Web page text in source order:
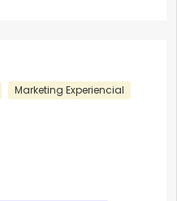
Marketing Experiencial